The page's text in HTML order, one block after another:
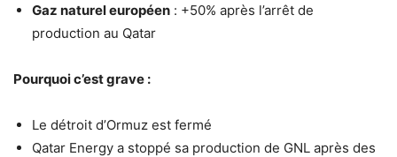
Gaz naturel européen : +50% après l’arrêt de
production au Qatar
Pourquoi c’est grave :
Le détroit d’Ormuz est fermé
Qatar Energy a stoppé sa production de GNL après des